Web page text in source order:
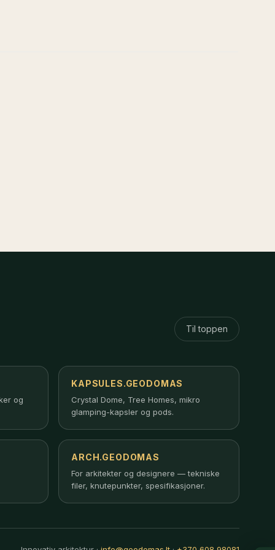
Til toppen
og
KAPSULES.GEODOMAS
Crystal Dome, Tree Homes, mikro
glamping-kapsler og pods.
ARCH.GEODOMAS
For arkitekter og designere — tekniske
filer, knutepunkter, spesifikasjoner.